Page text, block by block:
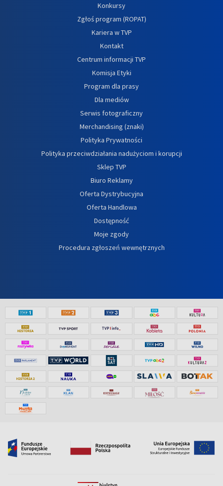
Konkursy
Zgłoś program (ROPAT)
Kariera w TVP
Kontakt
Centrum informacji TVP
Komisja Etyki
Program dla prasy
Dla mediów
Serwis fotograficzny
Merchandising (znaki)
Polityka Prywatności
Polityka przeciwdziałania nadużyciom i korupcji
Sklep TVP
Biuro Reklamy
Oferta Dystrybucyjna
Oferta Handlowa
Dostępność
Moje zgody
Procedura zgłoszeń wewnętrznych